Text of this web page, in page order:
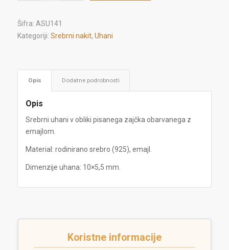
Šifra: ASU141
Kategoriji: Srebrni nakit, Uhani
Opis Dodatne podrobnosti
Opis
Srebrni uhani v obliki pisanega zajčka obarvanega z
emajlom.
Material: rodinirano srebro (925), emajl.
Dimenzije uhana: 10×5,5 mm.
Koristne informacije